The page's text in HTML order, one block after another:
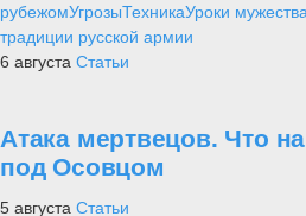
рубежомУгрозыТехникаУроки мужества
традиции русской армии
6 августа Статьи
Атака мертвецов. Что
под Осовцом
5 августа Статьи